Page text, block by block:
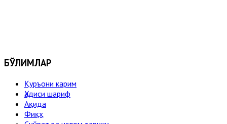
БЎЛИМЛАР
Қуръони карим
Ҳадиси шариф
Ақида
Фиқҳ